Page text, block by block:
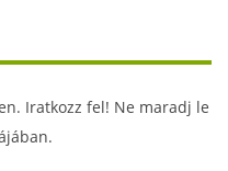
Iratkozz fel! Ne maradj le